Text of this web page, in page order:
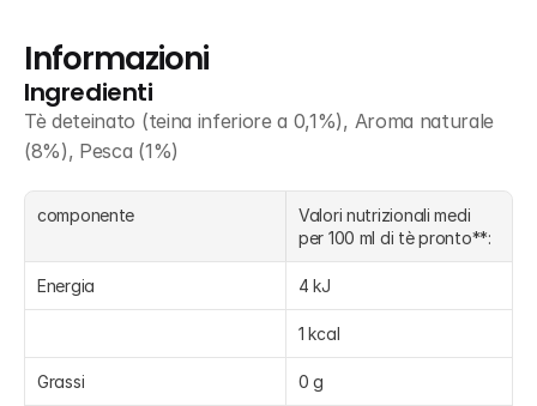
Informazioni
Ingredienti
Tè deteinato (teina inferiore a 0,1%), Aroma naturale
(8%), Pesca (1%)
componente
Valori nutrizionali medi
per 100 ml di tè pronto**:
Energia 4 kJ
1 kcal
Grassi 0 g